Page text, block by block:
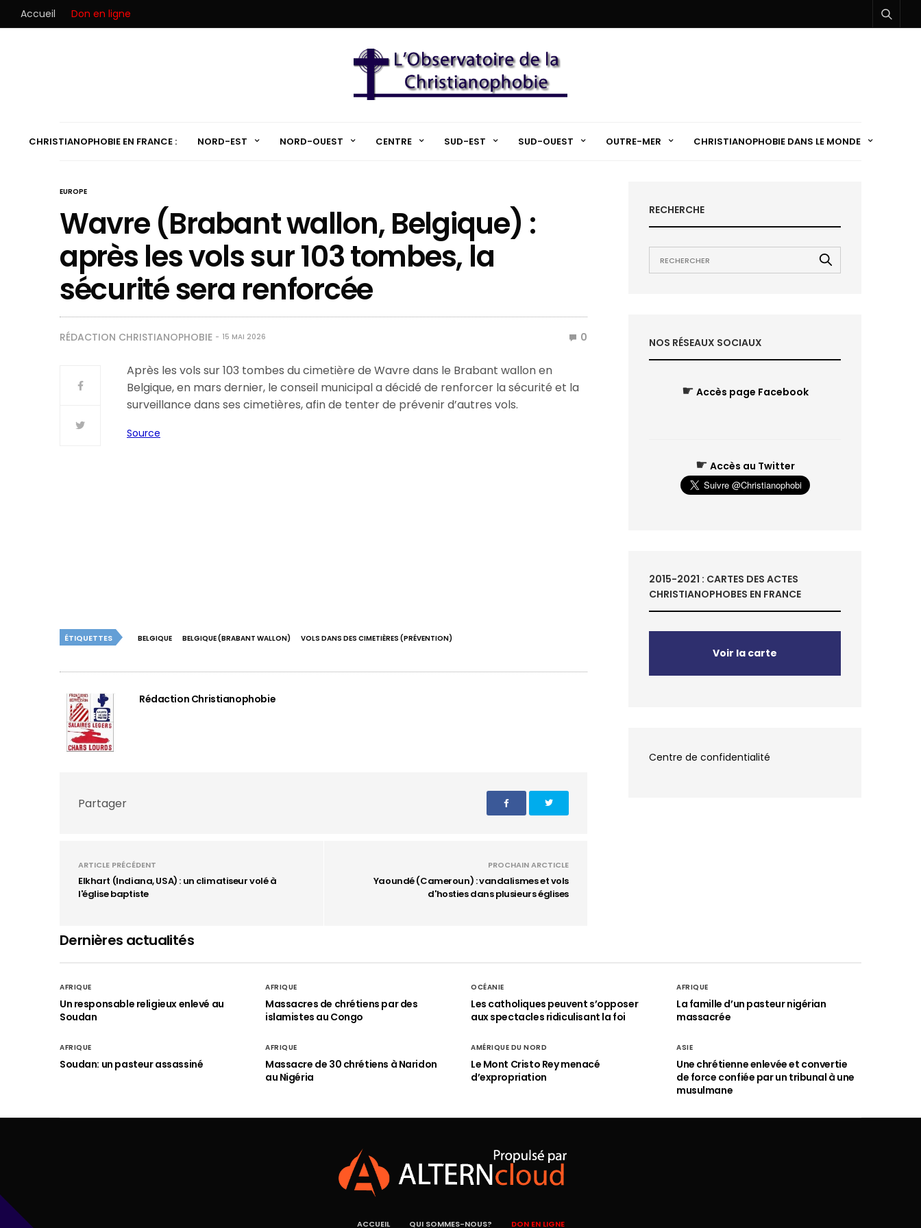
Accueil Don en ligne
CHRISTIANOPHOBIE EN FRANCE : NORD-EST NORD-OUEST CENTRE SUD-EST SUD-OUEST OUTRE-MER CHRISTIANOPHOBIE DANS LE MONDE
EUROPE
Wavre (Brabant wallon, Belgique) :
après les vols sur 103 tombes, la
sécurité sera renforcée
RÉDACTION CHRISTIANOPHOBIE 15 MAI 2026 0
Après les vols sur 103 tombes du cimetière de Wavre dans le Brabant wallon en
Belgique, en mars dernier, le conseil municipal a décidé de renforcer la sécurité et la
surveillance dans ses cimetières, afin de tenter de prévenir d’autres vols.
Source
ÉTIQUETTES BELGIQUE BELGIQUE (BRABANT WALLON) VOLS DANS DES CIMETIÈRES (PRÉVENTION)
Rédaction Christianophobie
Partager
ARTICLE PRÉCÉDENT
Elkhart (Indiana, USA) : un climatiseur volé à
l'église baptiste
PROCHAIN ARCTICLE
Yaoundé (Cameroun) : vandalismes et vols
d'hosties dans plusieurs églises
RECHERCHE
NOS RÉSEAUX SOCIAUX
☛ Accès page Facebook
☛ Accès au Twitter
2015-2021 : CARTES DES ACTES
CHRISTIANOPHOBES EN FRANCE
Voir la carte
Centre de confidentialité
Dernières actualités
AFRIQUE
Un responsable religieux enlevé au
Soudan
AFRIQUE
Massacres de chrétiens par des
islamistes au Congo
OCÉANIE
Les catholiques peuvent s’opposer
aux spectacles ridiculisant la foi
AFRIQUE
La famille d’un pasteur nigérian
massacrée
AFRIQUE
Soudan: un pasteur assassiné
AFRIQUE
Massacre de 30 chrétiens à Naridon
au Nigéria
AMÉRIQUE DU NORD
Le Mont Cristo Rey menacé
d’expropriation
ASIE
Une chrétienne enlevée et convertie
de force confiée par un tribunal à une
musulmane
ACCUEIL QUI SOMMES-NOUS? DON EN LIGNE